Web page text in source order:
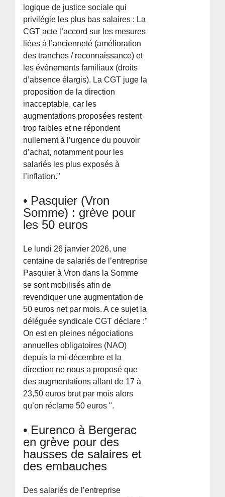
logique de justice sociale qui
privilégie les plus bas salaires : La
CGT acte l’accord sur les mesures
liées à l’ancienneté (amélioration
des tranches / reconnaissance) et
les événements familiaux (droits
d’absence élargis). La CGT juge la
proposition de la direction
inacceptable, car les
augmentations proposées restent
trop faibles et ne répondent
nullement à l’urgence du pouvoir
d’achat, notamment pour les
salariés les plus exposés à
l’inflation."
• Pasquier (Vron
Somme) : grève pour
les 50 euros
Le lundi 26 janvier 2026, une
centaine de salariés de l’entreprise
Pasquier à Vron dans la Somme
se sont mobilisés afin de
revendiquer une augmentation de
50 euros net par mois. A ce sujet la
déléguée syndicale CGT déclare :"
On est en pleines négociations
annuelles obligatoires (NAO)
depuis la mi-décembre et la
direction ne nous a proposé que
des augmentations allant de 17 à
23,50 euros brut par mois alors
qu’on réclame 50 euros ".
• Eurenco à Bergerac
en grève pour des
hausses de salaires et
des embauches
Des salariés de l’entreprise